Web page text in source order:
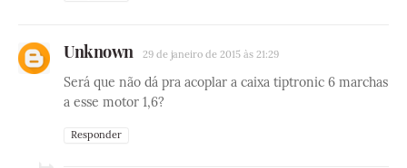
Unknown 29 de janeiro de 2015 às 21:29
Será que não dá pra acoplar a caixa tiptronic 6 marchas
a esse motor 1,6?
Responder